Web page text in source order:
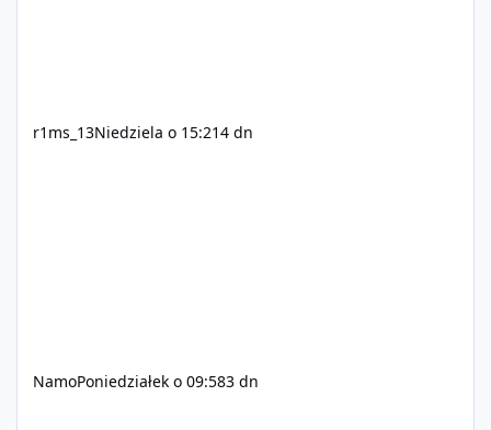
r1ms_13Niedziela o 15:214 dn
NamoPoniedziałek o 09:583 dn